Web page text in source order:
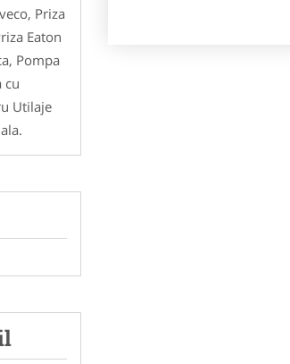
Priza
Eaton
Pompa
cu
Utilaje